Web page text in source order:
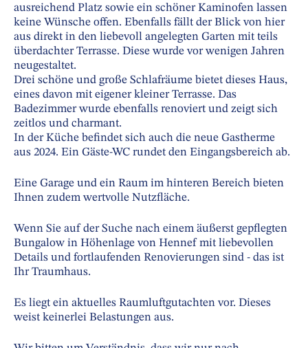
ausreichend Platz sowie ein schöner Kaminofen lassen
keine Wünsche offen. Ebenfalls fällt der Blick von hier
aus direkt in den liebevoll angelegten Garten mit teils
überdachter Terrasse. Diese wurde vor wenigen Jahren
neugestaltet.
Drei schöne und große Schlafräume bietet dieses Haus,
eines davon mit eigener kleiner Terrasse. Das
Badezimmer wurde ebenfalls renoviert und zeigt sich
zeitlos und charmant.
In der Küche befindet sich auch die neue Gastherme
aus 2024. Ein Gäste-WC rundet den Eingangsbereich ab.
Eine Garage und ein Raum im hinteren Bereich bieten
Ihnen zudem wertvolle Nutzfläche.
Wenn Sie auf der Suche nach einem äußerst gepflegten
Bungalow in Höhenlage von Hennef mit liebevollen
Details und fortlaufenden Renovierungen sind - das ist
Ihr Traumhaus.
Es liegt ein aktuelles Raumluftgutachten vor. Dieses
weist keinerlei Belastungen aus.